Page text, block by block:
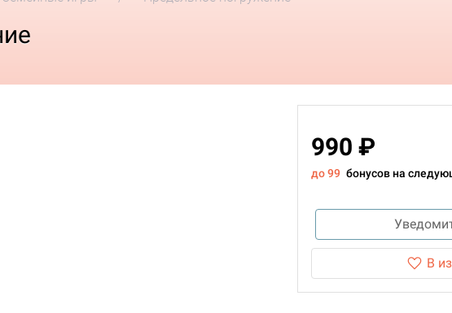
990 ₽
до 99 бонусов на
В